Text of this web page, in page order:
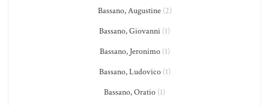
Bassano, Augustine(2)
Bassano, Giovanni (1)
Bassano, Jeronimo(1)
Bassano, Ludovico(1)
Bassano, Oratio (1)